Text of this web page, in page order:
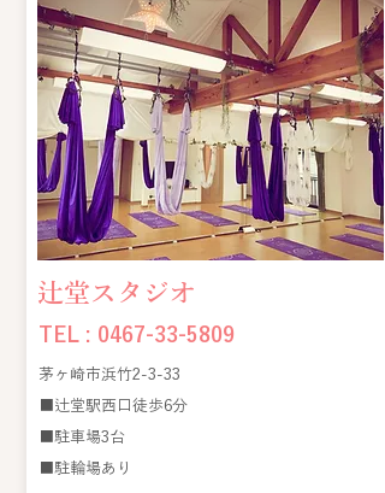
​辻堂スタジオ
TEL : 0467-33-5809
茅ヶ崎市浜竹2-3-33
■辻堂駅西口徒歩6分
■駐車場3台
​■駐輪場あり